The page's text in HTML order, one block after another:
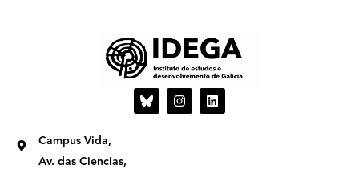
I
n
L
i
Campus Vida,
Av. das Ciencias,